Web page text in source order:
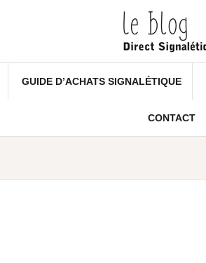
GUIDE D’ACHATS SIGNALÉTIQUE
CONTACT